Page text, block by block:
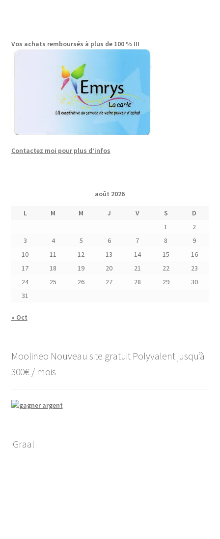
Vos achats remboursés à plus de 100 % !!!
Contactez moi pour plus d’infos
août 2026
L M M J V S
D
1
2
3
4 5 6 7 8
9
10
11 12 13 14 15
16
17
18 19 20 21 22
23
24
25 26 27 28 29
30
31
« Oct
Moolineo Nouveau site gratuit Polyvalent jusqu’à
300€ / mois
iGraal